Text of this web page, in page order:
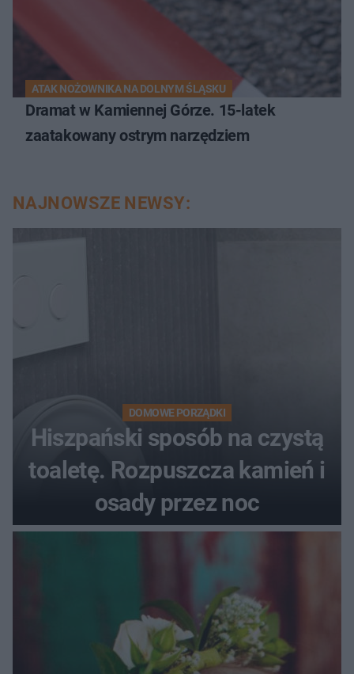
ATAK NOŻOWNIKA NA DOLNYM ŚLĄSKU
Dramat w Kamiennej Górze. 15-latek
zaatakowany ostrym narzędziem
NAJNOWSZE NEWSY:
DOMOWE PORZĄDKI
Hiszpański sposób na czystą
toaletę. Rozpuszcza kamień i
osady przez noc